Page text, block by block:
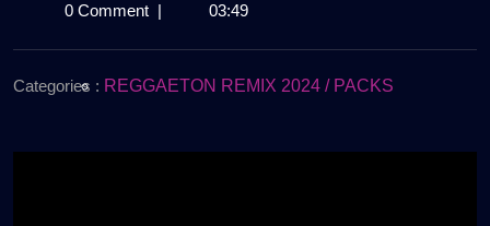
2026
🔥
VOL.4
0 Comment | 03:49
Categories : REGGAETON REMIX 2024 / PACKS